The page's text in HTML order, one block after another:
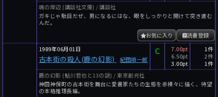
魂の岸辺 (講談社文庫) / 講談社
ガキじゃ駄目だぜ、男になるにはな、眼をしっかりと開けて突き進む
んだ。
読書登録
お気に入り
1989年06月01日
古本街の殺人(鹿の幻影) 紀田順一郎
C
7.00pt
6.50pt
3.00pt
1件
2件
1件
鹿の幻影 (鮎川哲也と13の謎) / 東京創元社
神田神保町の古本街を舞台に愛書家たちの生態を赤裸々に描く、待望
の本格推理長編。